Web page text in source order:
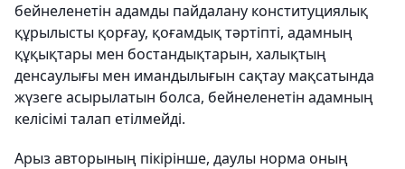
бейнеленетін адамды пайдалану конституциялық
құрылысты қорғау, қоғамдық тәртіпті, адамның
құқықтары мен бостандықтарын, халықтың
денсаулығы мен имандылығын сақтау мақсатында
жүзеге асырылатын болса, бейнеленетін адамның
келісімі талап етілмейді.
Арыз авторының пікірінше, даулы норма оның